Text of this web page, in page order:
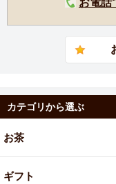
お電話
カテゴリから選ぶ
お茶
ギフト